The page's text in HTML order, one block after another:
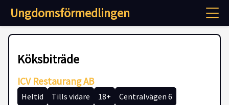
Ungdomsförmedlingen
Köksbiträde
ICV Restaurang AB
Heltid Tills vidare 18+
Centralvägen 6